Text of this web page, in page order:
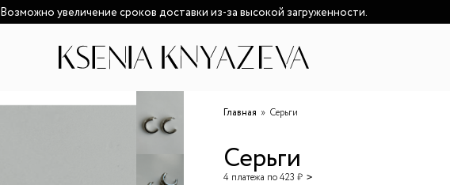
Возможно увеличение сроков доставки из-за высокой загруженности.
Главная Серьги
Серьги
4 платежа по 423 ₽